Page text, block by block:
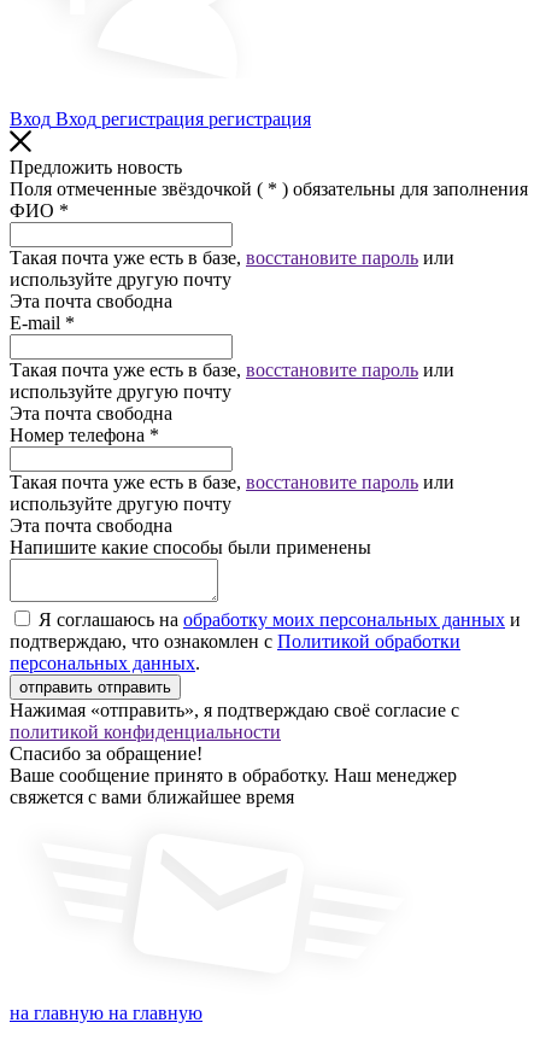
Вход Вход регистрация регистрация
Предложить новость
Поля отмеченные звёздочкой ( * ) обязательны для заполнения
ФИО *
Такая почта уже есть в базе, восстановите пароль или
используйте другую почту
Эта почта свободна
Е-mail *
Такая почта уже есть в базе, восстановите пароль или
используйте другую почту
Эта почта свободна
Номер телефона *
Такая почта уже есть в базе, восстановите пароль или
используйте другую почту
Эта почта свободна
Напишите какие способы были применены
Я соглашаюсь на обработку моих персональных данных и
подтверждаю, что ознакомлен с Политикой обработки
персональных данных.
отправить отправить
Нажимая «отправить», я подтверждаю своё согласие с
политикой конфиденциальности
Спасибо за обращение!
Ваше сообщение принято в обработку. Наш менеджер
свяжется с вами ближайшее время
на главную на главную